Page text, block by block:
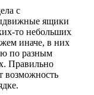
с
ящики
то небольших
иначе, в них
по разным
Правильно
возможность